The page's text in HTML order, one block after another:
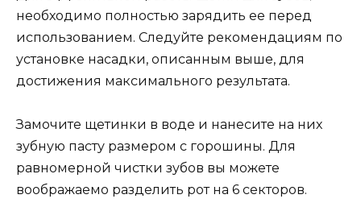
необходимо полностью зарядить ее перед
использованием. Следуйте рекомендациям по
установке насадки, описанным выше, для
достижения максимального результата.
Замочите щетинки в воде и нанесите на них
зубную пасту размером с горошины. Для
равномерной чистки зубов вы можете
воображаемо разделить рот на 6 секторов.